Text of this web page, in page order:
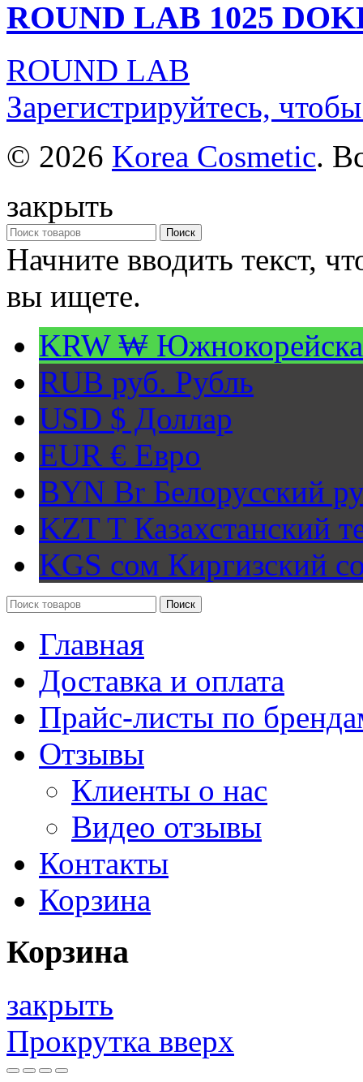
ROUND LAB 1025
ROUND LAB
Зарегистрируйтесь,
© 2026 Korea Cosmetic.
закрыть
Поиск
Начните вводить текст,
вы ищете.
KRW ₩
RUB руб. Рубль
USD $ Доллар
EUR € Евро
BYN Br Белорусский
KZT TКазахстанский
KGS сом Киргизский
Поиск
Главная
Доставка и оплата
Прайс-листы по
Отзывы
Клиенты о нас
Видео отзывы
Контакты
Корзина
Корзина
закрыть
Прокрутка вверх